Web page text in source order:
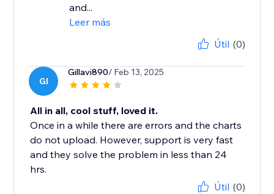
and...
Leer más
Útil (0)
GI
Gillavi890/ Feb 13, 2025
All in all, cool stuff, loved it.
Once in a while there are errors and the charts
do not upload. However, support is very fast
and they solve the problem in less than 24
hrs.
Útil (0)